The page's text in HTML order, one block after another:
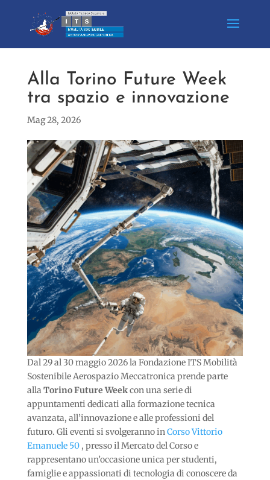
Alla Torino Future Week
tra spazio e innovazione
Mag 28, 2026
Dal 29 al 30 maggio 2026 la Fondazione ITS Mobilità
Sostenibile Aerospazio Meccatronica prende parte
alla Torino Future Weekcon una serie di
appuntamenti dedicati alla formazione tecnica
avanzata, all’innovazione e alle professioni del
futuro. Gli eventi si svolgeranno inCorso Vittorio
Emanuele 50 , presso il Mercato del Corso e
rappresentano un’occasione unica per studenti,
famiglie e appassionati di tecnologia di conoscere da